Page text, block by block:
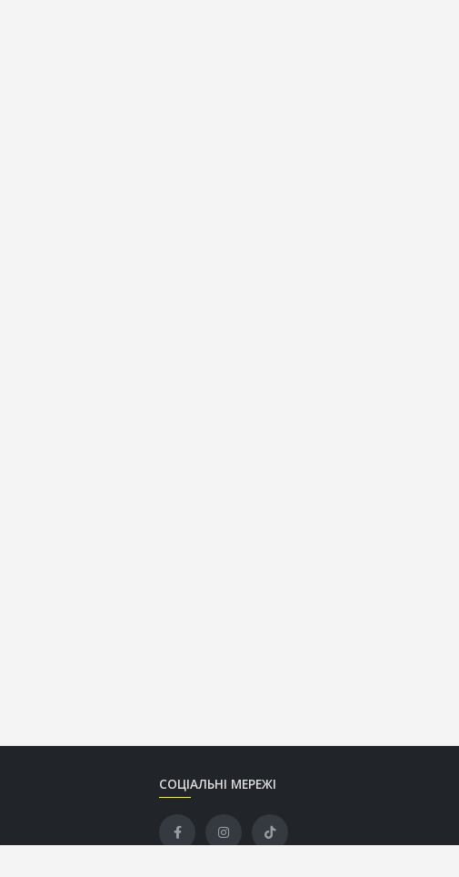
СОЦІАЛЬНІ МЕРЕЖІ